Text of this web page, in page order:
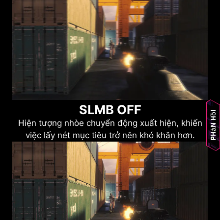
SLMB OFF
Hiện tượng nhòe chuyển động xuất hiện, khiến
việc lấy nét mục tiêu trở nên khó khăn hơn.
Phản hồi